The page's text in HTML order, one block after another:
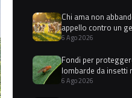
Chi ama non
appello contro un
6 Ago 2026
Fondi per
lombarde da insetti
6 Ago 2026